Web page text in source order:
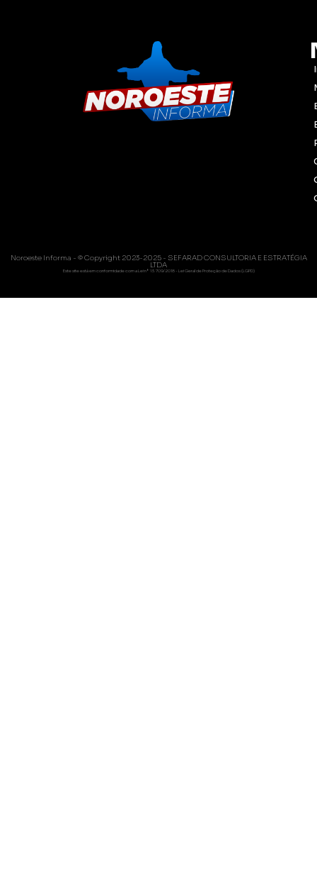
Noroeste Informa - © Copyright 2023-2025 - SEFARAD CONSULTORIA E ESTRATÉGIA
LTDA
Este site está em conformidade com a Lei nº 13.709/2018 - Lei Geral de Proteção de Dados (LGPD)